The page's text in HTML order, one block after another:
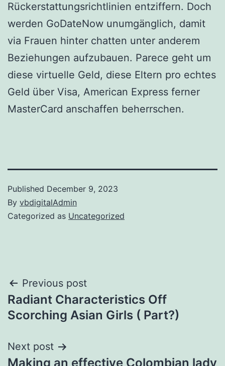
Rückerstattungsrichtlinien entziffern. Doch
werden GoDateNow unumgänglich, damit
via Frauen hinter chatten unter anderem
Beziehungen aufzubauen. Parece geht um
diese virtuelle Geld, diese Eltern pro echtes
Geld über Visa, American Express ferner
MasterCard anschaffen beherrschen.
Published December 9, 2023
By vbdigitalAdmin
Categorized as Uncategorized
Post
navigation
Previous post
Radiant Characteristics Off
Scorching Asian Girls ( Part?)
Next post
Making an effective Colombian lady